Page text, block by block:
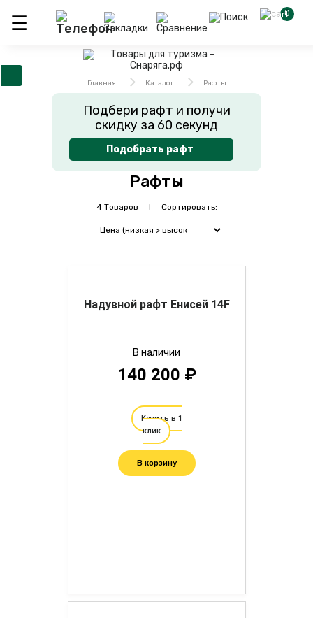
0
Главная Каталог Рафты
Подбери рафт и получи
скидку за 60 секунд
Подобрать рафт
Рафты
4 Товаров I Сортировать:
Надувной рафт Енисей 14F
В наличии
140 200 ₽
Купить в 1
клик
В корзину